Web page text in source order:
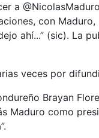
a
con
ahí...” (sic). La
veces por
Brayan
Maduro como